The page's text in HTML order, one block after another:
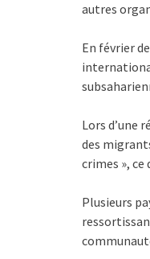
autres
En février
Lors d’une
des
crimes », ce
Plusieurs